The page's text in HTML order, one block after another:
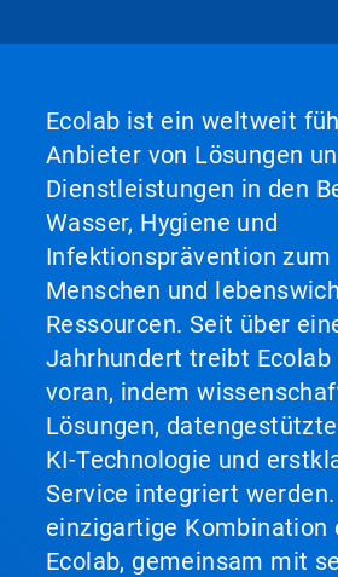
Ecolab ist ein weltweit
Anbieter von Lösungen
Dienstleistungen in den
Wasser, Hygiene und
Infektionsprävention zum
Menschen und
Ressourcen. Seit über
Jahrhundert treibt Ecolab
voran, indem
Lösungen,
KI-Technologie und
Service integriert werden.
einzigartige Kombination
Ecolab, gemeinsam mit